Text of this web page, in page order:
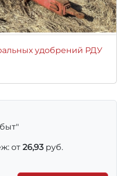
удобрений РДУ
от 26,93 руб.